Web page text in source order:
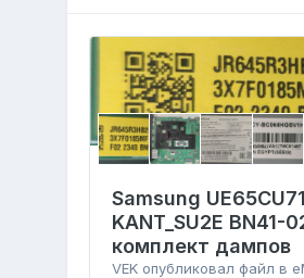
Samsung
KANT_SU2E BN41-
комплект дампов
VEK опубликовал файл в